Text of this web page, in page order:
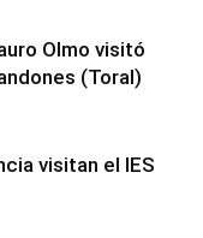
Olmo visitó
(Toral)
visitan el IES